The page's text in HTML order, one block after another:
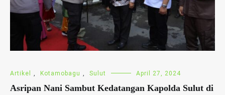
Artikel Kotamobagu Sulut April 27, 2024
Asripan Nani Sambut Kedatangan Kapolda Sulut di